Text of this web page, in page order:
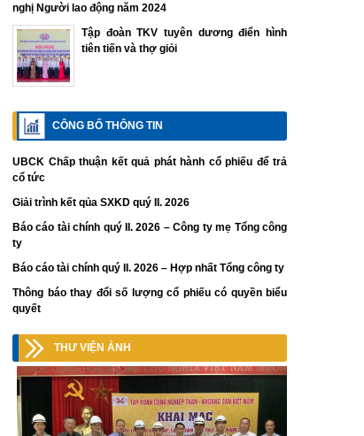
nghị Người lao động năm 2024
Tập đoàn TKV tuyên dương điển hình
tiên tiến và thợ giỏi
CÔNG BỐ THÔNG TIN
UBCK Chấp thuận kết quả phát hành cổ phiếu để trả
cổ tức
Giải trình kết qủa SXKD quý II. 2026
Báo cáo tài chính quý II. 2026 – Công ty mẹ Tổng công
ty
Báo cáo tài chính quý II. 2026 – Hợp nhất Tổng công ty
Thông báo thay đổi số lượng cổ phiếu có quyền biểu
quyết
THƯ VIỆN ẢNH